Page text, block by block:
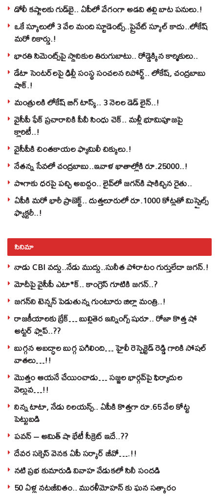
డోలీ కష్టాలకు గుడ్‌బై.. ఏపీలో వేగంగా అడవి తల్లి బాట పనులు.!
ఒకే స్కూలులో 3 వేల మంది స్టూడెంట్స్‌..ప్రైవేట్‌ స్కూల్‌ కాదు..లోకేష్
మరో రికార్డు.!
భారతి సిమెంట్స్‌పై స్థానికుల తిరుగుబాటు.. రోడ్డెక్కిన కార్మికులు..
డేటా సెంటర్‌లపై ఢిల్లీ సంస్థ సంచలన రిపోర్ట్.. లోకేష్‌, చంద్రబాబు
షాక్‌.!
మంత్రులకి లోకేష్‌ బిగ్‌ టాస్క్‌.. 3 నెలల డెడ్‌ లైన్‌..!
వైసీపీ ఫేక్ ప్రచారానికి పీవీ సింధు చెక్.. మళ్లీ భూమిపూజపై
క్లారిటీ..!
వైసీపీకి చింతకాయల ఫ్యామిలీ చిక్కులు.!
నేతన్న సేవలో చంద్రబాబు..ఇవాళ ఖాతాల్లోకి రూ.25000..!
పొగాకు ధరపై పచ్చి అబద్దం.. లైవ్‌లో జగన్‌కి షాకిచ్చిన రైతు..
ఏపీకి మరో భారీ ప్రాజెక్ట్.. దుత్తలూరులో రూ.1000 కోట్లతో మిస్సైల్స్
ఫ్యాక్టరీ..!
సినిమా
నాడు CBI వద్దు..నేడు ముద్దు..సునీత పోరాటం గుర్తులేదా జగన్.!
మోదీపై వైసీపీ ఎటా*క్.. కాంగ్రెస్ గూటికి జగన్..?
జగన్‌ని టెన్షన్‌ పెడుతున్న గుంటూరు జిల్లా మంత్రి..!
రాజకీయాలకు బ్రేక్… బుల్లితెర ఇన్నింగ్స్ షురూ.. రోజా కొత్త షో
అట్టర్ ఫ్లాప్..??
బుగ్గన అబద్ధాల బుగ్గ పగిలింది… హైలీ రెస్పెక్టెడ్‌ రెడ్డి గారికి సోషల్‌
వాతలు…!!
మొత్తం ఆయనే చేయించాడు… సజ్జల భార్గవ్‌పై ఫిర్యాదుల
వెల్లువ…!!
నిన్న టాటా, నేడు రిలయన్స్.. ఏపీకి కొత్తగా రూ.65 వేల కోట్ట
పెట్టుబడి
పవన్‌ – అమిత్‌ షా భేటీ సీక్రెట్‌ ఇదే..??
దేవర సక్సెస్‌ వెనక ఏపీ సర్కార్‌ జీవో….!!
నటి ప్రభ కుమారుడి వివాహ వేడుకలో సినీ సందడి
50 ఏళ్ల నటజీవితం.. మురళీమోహన్ కు ఘన సత్కారం